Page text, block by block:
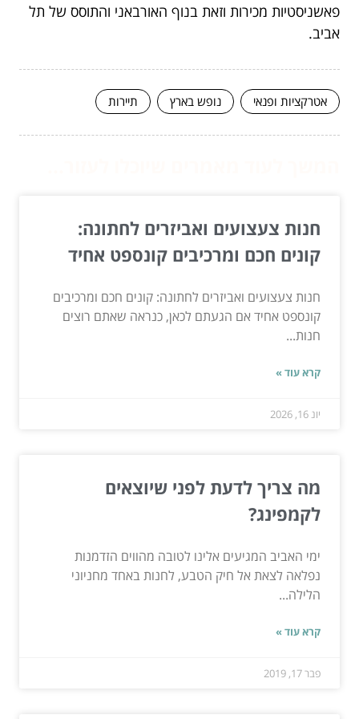
פאשניסטיות מכירות וזאת בנוף האורבאני והתוסס של תל
אביב.
אטרקציות ופנאי נופש בארץ תיירות
חנות צעצועים ואביזרים לחתונה:
קונים חכם ומרכיבים קונספט אחיד
חנות צעצועים ואביזרים לחתונה: קונים חכם ומרכיבים
קונספט אחיד אם הגעתם לכאן, כנראה שאתם רוצים
חנות...
קרא עוד »
יונ 16, 2026
מה צריך לדעת לפני שיוצאים
לקמפינג?
ימי האביב המגיעים אלינו לטובה מהווים הזדמנות
נפלאה לצאת אל חיק הטבע, לחנות באחד מחניוני
הלילה...
קרא עוד »
פבר 17, 2019